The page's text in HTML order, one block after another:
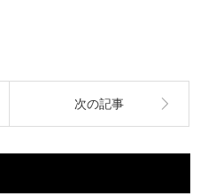
次の記事